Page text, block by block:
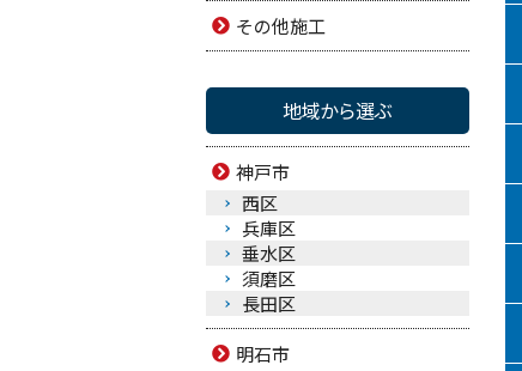
その他施工
地域から選ぶ
神戸市
西区
兵庫区
垂水区
須磨区
長田区
明石市